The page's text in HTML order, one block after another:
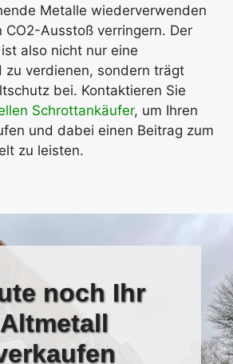
Metalle wiederverwenden
Ausstoß verringern. Der
also nicht nur eine
zu verdienen, sondern trägt
bei. Kontaktieren Sie
Schrottankäufer, um Ihren
und dabei einen Beitrag zum
zu leisten.
noch Ihr
Altmetall